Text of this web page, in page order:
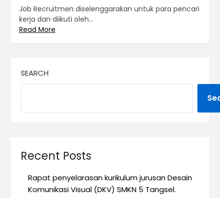
Job Recruitmen diselenggarakan untuk para pencari
kerja dan diikuti oleh…
Read More
SEARCH
Recent Posts
Rapat penyelarasan kurikulum jurusan Desain
Komunikasi Visual (DKV) SMKN 5 Tangsel.